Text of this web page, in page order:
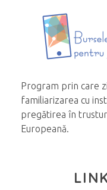
Program prin care
familiarizarea cu
pregătirea în
Europeană.